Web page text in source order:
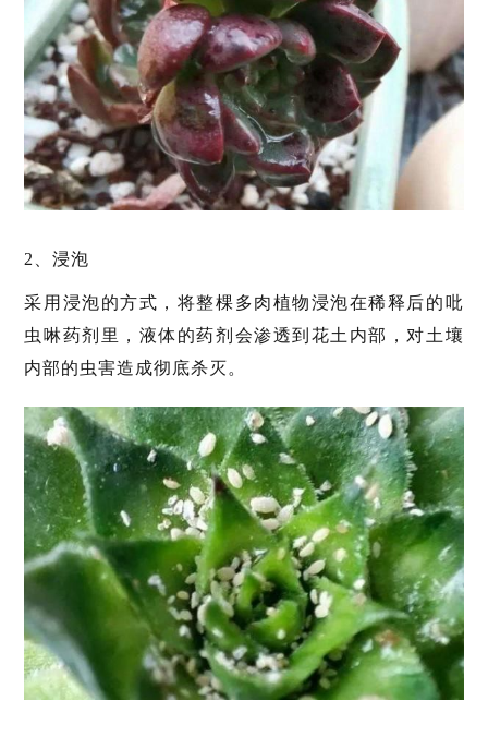
2、浸泡
采用浸泡的方式，将整棵多肉植物浸泡在稀释后的吡
虫啉药剂里，液体的药剂会渗透到花土内部，对土壤
内部的虫害造成彻底杀灭。